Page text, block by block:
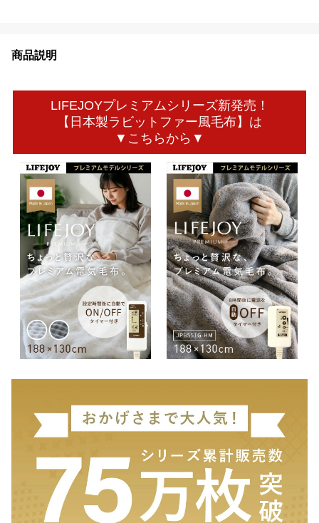
商品説明
LIFEJOYプレミアムシリーズ新発売！
【日本製ラビットファー風毛布】は
▼こちらから▼